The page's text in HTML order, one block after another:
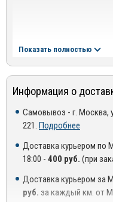
Показать полностью
Информация о
Самовывоз - г. Москва,
221. Подробнее
Доставка курьером по
18:00 - 400 руб. (при
Доставка курьером за
руб. за каждый км. от